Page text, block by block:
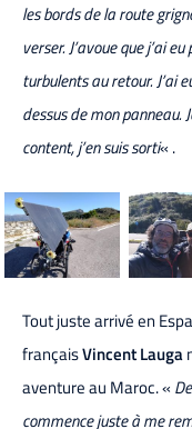
les bords de la route
verser. J’avoue que j’ai
turbulents au retour. J’ai
dessus de mon panneau.
content, j’en suis sorti« .
Tout juste arrivé en
françaisVincent Lauga
aventure au Maroc. «
commence juste à me